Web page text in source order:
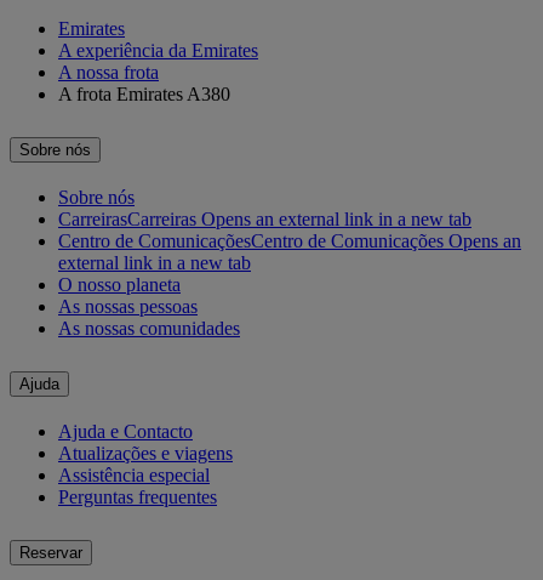
Emirates
A experiência da Emirates
A nossa frota
A frota Emirates A380
Sobre nós
Sobre nós
CarreirasCarreiras Opens an external link in a new tab
Centro de ComunicaçõesCentro de Comunicações Opens an
external link in a new tab
O nosso planeta
As nossas pessoas
As nossas comunidades
Ajuda
Ajuda e Contacto
Atualizações e viagens
Assistência especial
Perguntas frequentes
Reservar